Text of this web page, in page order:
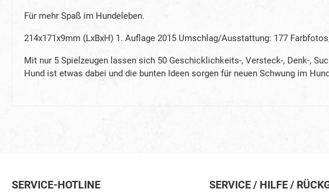
Für mehr Spaß im Hundeleben.
214x171x9mm (LxBxH) 1. Auflage 2015 Umschlag/Ausstattung: 177
Mit nur 5 Spielzeugen lassen sich 50 Geschicklichkeits-, Versteck-, Denk-,
Hund ist etwas dabei und die bunten Ideen sorgen für neuen Schwung im
SERVICE-HOTLINE SERVICE / HILFE /